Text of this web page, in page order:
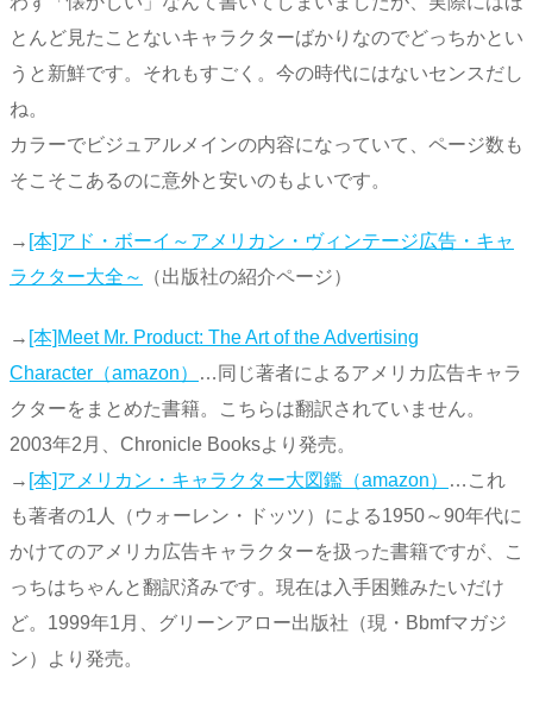
とんど見たことないキャラクターばかりなのでどっちかとい
うと新鮮です。それもすごく。今の時代にはないセンスだし
ね。
カラーでビジュアルメインの内容になっていて、ページ数も
そこそこあるのに意外と安いのもよいです。
→ [本]アド・ボーイ～アメリカン・ヴィンテージ広告・キャ
ラクター大全～
（出版社の紹介ページ）
→ [本]Meet Mr. Product: The Art of the Advertising
Character（amazon）
…同じ著者によるアメリカ広告キャラ
クターをまとめた書籍。こちらは翻訳されていません。
2003年2月、Chronicle Booksより発売。
→ [本]アメリカン・キャラクター大図鑑（amazon）
…これ
も著者の1人（ウォーレン・ドッツ）による1950～90年代に
かけてのアメリカ広告キャラクターを扱った書籍ですが、こ
っちはちゃんと翻訳済みです。現在は入手困難みたいだけ
ど。1999年1月、グリーンアロー出版社（現・Bbmfマガジ
ン）より発売。